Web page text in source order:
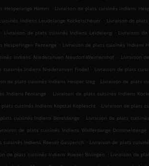
Hesperange Hamm . Livraison de plats cuisinés Indiens
Indiens Leudelange Kockelscheuer . Livraison de
. Livraison de plats cuisinés Indiens Leideleng . Livraison
Hesperingen Fentange . Livraison de plats cuisinés Indiens
Indiens Niederanven Neudorf-Weimershof . Livraison
cuisinés Indiens Niederanven Findel . Livraison de plats
de plats cuisinés Indiens Hesper Izeg . Livraison de plats
Indiens Fentange . Livraison de plats cuisinés Indiens
plats cuisinés Indiens Kopstal Koplescht . Livraison de plats
cuisinés Indiens Bereldange . Livraison de plats
de plats cuisinés Indiens Walferdange Dommeldange
cuisinés Indiens Roeser Gasperich . Livraison de plats
de plats cuisinés Indiens Roeser Bivingen . Livraison de